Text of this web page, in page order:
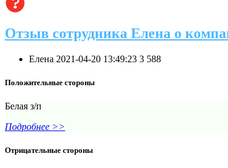
Отзыв сотрудника Елена о
Елена 2021-04-20 13:49:23 3 588
Положительные стороны
Белая з/п
Подробнее >>
Отрицательные стороны